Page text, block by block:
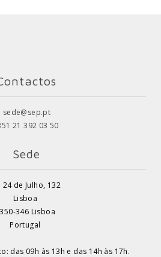
sede@sep.pt
21 392 03 50
Sede
24 de Julho, 132
Lisboa
346 Lisboa
Portugal
das 09h às 13h e das 14h às 17h.